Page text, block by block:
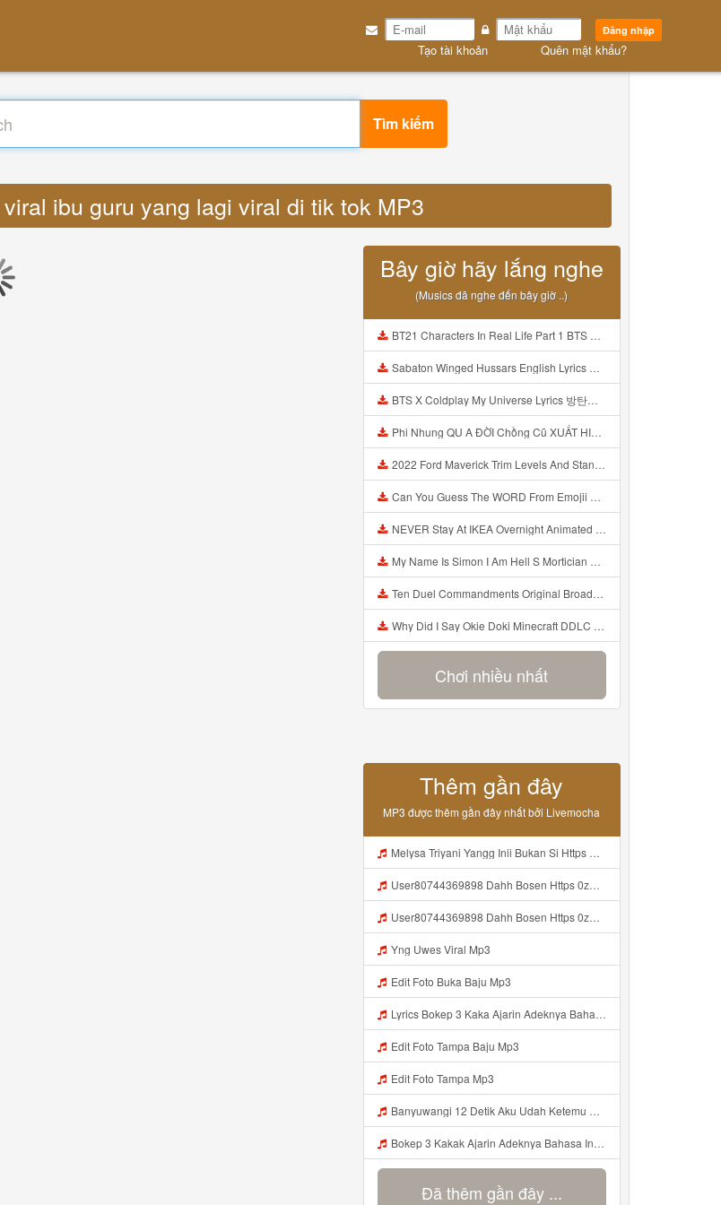
Đăng nhập
Tạo tài khoản Quên mật khẩu?
Tìm kiếm
ibu guru yang lagi viral di tik tok MP3
Bây giờ hãy lắng nghe
(Musics đã nghe đến bây giờ ..)
BT21 Characters In Real Life Part 1 BTS AND BT21 방탄소년단 BT21 BT21아가들은 아빠조아 따라쟁이들 BTS Vs BT21 Mp3
Sabaton Winged Hussars English Lyrics Mp3
BTS X Coldplay My Universe Lyrics 방탄소년단 콜드플레이 My Universe 가사 Color Coded Lyrics Han Rom Eng Mp3
Phi Nhung QU A ĐỜI Chồng Cũ XUẤT HIỆN Khóc Hối Hận Vì Làm Điều KHỦNG KHIẾP Với Cô Mp3
2022 Ford Maverick Trim Levels And Standard Features Explained Mp3
Can You Guess The WORD From Emojii COMPOUND WORD EMOJII CHALLENGE 90 PEOPLE FAIL Guess Mp3
NEVER Stay At IKEA Overnight Animated SCP 3008 Horror Story Mp3
My Name Is Simon I Am Hell S Mortician And I Am Going To Kill God Creepypasta Mp3
Ten Duel Commandments Original Broadway Cast Of Hamilton Lyrics Mp3
Why Did I Say Okie Doki Minecraft DDLC Animated Music Video Song By The Stupendium Mp3
Chơi nhiều nhất
Thêm gần đây
MP3 được thêm gần đây nhất bởi Livemocha
Melysa Triyani Yangg Inii Bukan Si Https Videyml Lvonya Web Id ᅠ ᅠ ᅠ ᅠ ᅠ ᅠ ᅠ ᅠ ᅠ ᅠ ᅠ ᅠ ᅠ ᅠ ᅠ ᅠ ᅠ ᅠ ᅠ ᅠ OKK ᅠ ᅠ ᅠ ᅠ ᅠ ᅠ ᅠ ᅠ ᅠ ᅠ ᅠ ᅠ ᅠ ᅠ ᅠ ᅠ ᅠ ᅠ ᅠ ᅠ ᅠ ᅠ ᅠ ᅠ ᅠ ᅠ ᅠ ᅠ ᅠ ᅠ ᅠ ᅠ ᅠ ᅠ ᅠ ᅠ ᅠ ᅠ ᅠ Melysa Triyani Yangg Inii Bukan Si Https Videyml Lvonya Web Id ᅠ ᅠ ᅠ ᅠ Mp3
User80744369898 Dahh Bosen Https 0zwo Dvfgy Biz Id ᅠ ᅠ ᅠ ᅠ ᅠ ᅠ ᅠ ᅠ ᅠ ᅠ ᅠ ᅠ ᅠ ᅠ ᅠ ᅠ ᅠ ᅠ ᅠ ᅠ ᅠ ᅠ ᅠ ᅠ ᅠ ᅠ ᅠ ᅠ ᅠ ᅠ ᅠ ᅠ ᅠ ᅠ ᅠ ᅠ ᅠ ᅠ ᅠ ᅠ ᅠ ᅠ ᅠ ᅠ ᅠ ᅠ ᅠ ᅠ ᅠ ᅠ ᅠ ᅠ ᅠ ᅠ ᅠ ᅠ ᅠ ᅠ User80744369898 Dahh Bosen Https 0zwo Dvfgy Biz Id ᅠ ᅠ ᅠ ᅠ ᅠ ᅠ ᅠ ᅠ ᅠ ᅠ ᅠ ᅠ ᅠ ᅠ ᅠ ᅠ ᅠ ᅠ ᅠ Mp3
User80744369898 Dahh Bosen Https 0zwo Dvfgy Biz Id ᅠ ᅠ ᅠ ᅠ ᅠ ᅠ ᅠ ᅠ ᅠ ᅠ ᅠ ᅠ ᅠ ᅠ ᅠ ᅠ ᅠ ᅠ ᅠ ᅠ ᅠ ᅠ ᅠ ᅠ ᅠ ᅠ ᅠ ᅠ ᅠ ᅠ ᅠ ᅠ ᅠ ᅠ ᅠ ᅠ ᅠ ᅠ ᅠ ᅠ ᅠ ᅠ ᅠ ᅠ ᅠ ᅠ ᅠ ᅠ ᅠ ᅠ ᅠ ᅠ ᅠ ᅠ ᅠ ᅠ ᅠ ᅠ User80744369898 Dahh Bosen Https 0zwo Dvfgy Biz Id ᅠ ᅠ ᅠ ᅠ ᅠ ᅠ ᅠ ᅠ ᅠ ᅠ ᅠ ᅠ ᅠ ᅠ ᅠ ᅠ ᅠ ᅠ ᅠ Mp3
Yng Uwes Viral Mp3
Edit Foto Buka Baju Mp3
Lyrics Bokep 3 Kaka Ajarin Adeknya Bahasa Inggris Mp3
Edit Foto Tampa Baju Mp3
Edit Foto Tampa Mp3
Banyuwangi 12 Detik Aku Udah Ketemu Https Videyq Gdwuys Web Id ᅟᅟᅟᅟᅟᅟᅟᅟᅟᅟᅟᅟᅟᅟᅟᅟᅟᅟᅟᅟᅟᅟᅟᅟᅟᅟᅟᅟᅟᅟᅟᅟ ᅠ ᅠ ᅠ ᅠ ᅠ ᅠ ᅠ ᅠ ᅠ ᅠ ᅠ ᅠ ᅠ ᅠ ᅠ ᅠ ᅠ ᅠ ᅠ ᅠ ᅠ ᅠ ᅠ ᅠ ᅠ ᅠ ᅠ ᅠ ᅠ ᅠ ᅠ ᅠ ᅠ ᅠ ᅠ ᅠ ᅠ ᅠ ᅠ ᅠ ᅠ ᅠ ᅠᅠ ᅠ ᅠ ᅠ ᅠ ᅠ ᅠ ᅠ ᅠ ᅠ ᅠ ᅠ ᅠ ᅠ ᅠ ᅠ Mp3
Bokep 3 Kakak Ajarin Adeknya Bahasa Inggris Mp3
Đã thêm gần đây ...